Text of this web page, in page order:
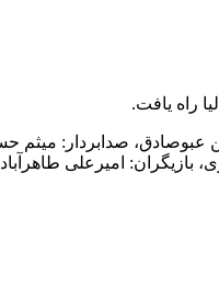
راه یافت.
عبوصادق، صدابردار:
امیرعلی